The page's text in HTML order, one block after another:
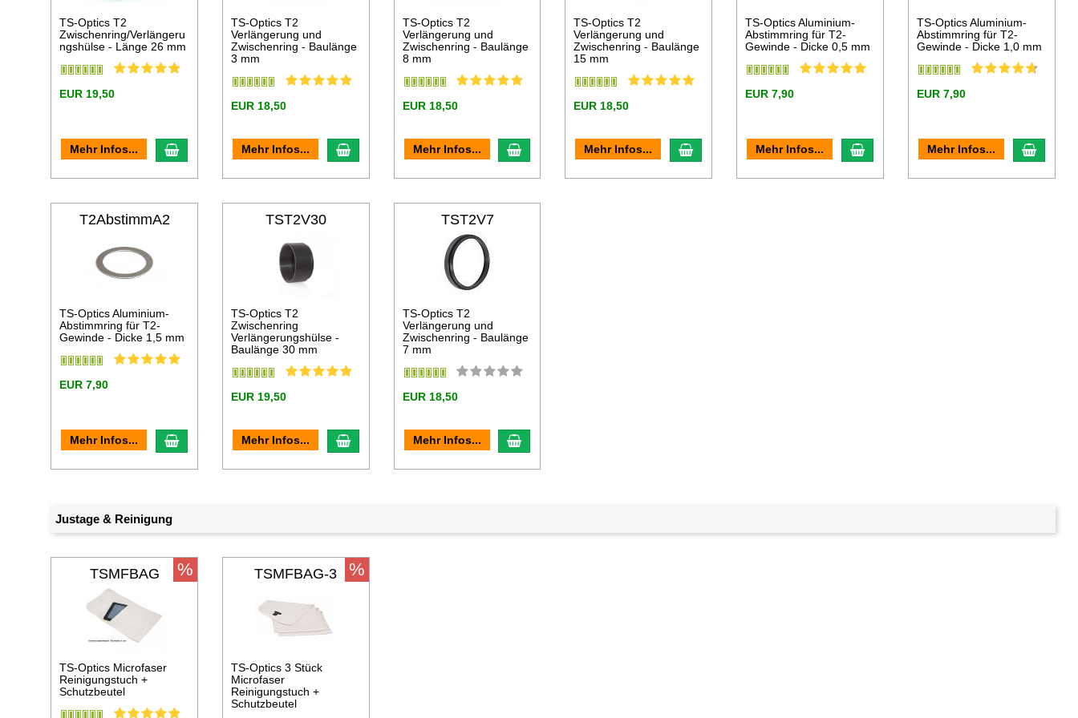
TS-Optics T2
Zwischenring/Verlängeru
ngshülse - Länge 26 mm
EUR 19,50
Mehr Infos... In den Warenkorb
TS-Optics T2
Verlängerung und
Zwischenring - Baulänge
3 mm
EUR 18,50
Mehr Infos... In den Warenkorb
TS-Optics T2
Verlängerung und
Zwischenring - Baulänge
8 mm
EUR 18,50
Mehr Infos... In den Warenkorb
TS-Optics T2
Verlängerung und
Zwischenring - Baulänge
15 mm
EUR 18,50
Mehr Infos... In den Warenkorb
TS-Optics Aluminium-
Abstimmring für T2-
Gewinde - Dicke 0,5 mm
EUR 7,90
Mehr Infos... In den Warenkorb
TS-Optics Aluminium-
Abstimmring für T2-
Gewinde - Dicke 1,0 mm
EUR 7,90
Mehr Infos... In den
T2AbstimmA2
TS-Optics Aluminium-
Abstimmring für T2-
Gewinde - Dicke 1,5 mm
EUR 7,90
Mehr Infos... In den Warenkorb
TST2V30
TS-Optics T2
Zwischenring
Verlängerungshülse -
Baulänge 30 mm
EUR 19,50
Mehr Infos... In den Warenkorb
TST2V7
TS-Optics T2
Verlängerung und
Zwischenring - Baulänge
7 mm
EUR 18,50
Mehr Infos... In den Warenkorb
Justage & Reinigung
TSMFBAG
TS-Optics Microfaser
Reinigungstuch +
Schutzbeutel
% TSMFBAG-3
TS-Optics 3 Stück
Microfaser
Reinigungstuch +
Schutzbeutel
%